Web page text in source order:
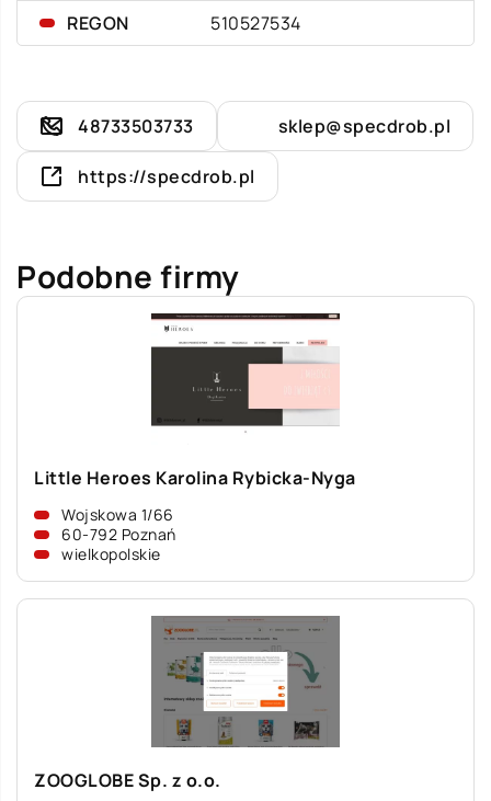
REGON
510527534
48733503733 sklep@specdrob.pl
https://specdrob.pl
Podobne firmy
Little Heroes Karolina Rybicka-Nyga
Wojskowa 1/66
60-792 Poznań
wielkopolskie
ZOOGLOBE Sp. z o.o.